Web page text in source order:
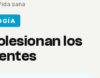
sana
los